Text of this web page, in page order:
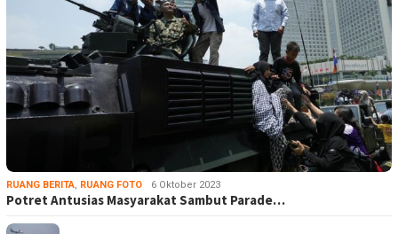
RUANG BERITA RUANG FOTO 6 Oktober 2023
Potret Antusias Masyarakat Sambut Parade…